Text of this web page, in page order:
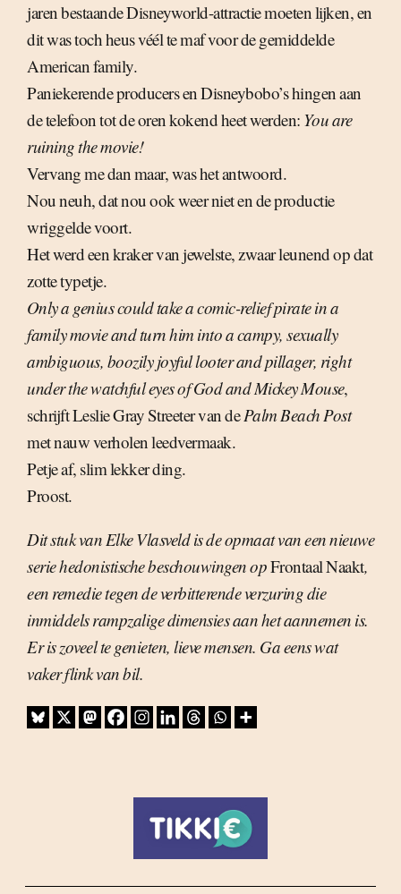
jaren bestaande Disneyworld-attractie moeten lijken, en
dit was toch heus véél te maf voor de gemiddelde
American family.
Paniekerende producers en Disneybobo’s hingen aan
de telefoon tot de oren kokend heet werden: You are
ruining the movie!
Vervang me dan maar, was het antwoord.
Nou neuh, dat nou ook weer niet en de productie
wriggelde voort.
Het werd een kraker van jewelste, zwaar leunend op dat
zotte typetje.
Only a genius could take a comic-relief pirate in a
family movie and turn him into a campy, sexually
ambiguous, boozily joyful looter and pillager, right
under the watchful eyes of God and Mickey Mouse,
schrijft Leslie Gray Streeter van dePalm Beach Post
met nauw verholen leedvermaak.
Petje af, slim lekker ding.
Proost.
Dit stuk van Elke Vlasveld is de opmaat van een nieuwe
serie hedonistische beschouwingen opFrontaal Naakt,
een remedie tegen de verbitterende verzuring die
inmiddels rampzalige dimensies aan het aannemen is.
Er is zoveel te genieten, lieve mensen. Ga eens wat
vaker flink van bil.